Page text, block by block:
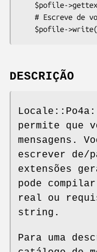
DESCRIÇÃO
permite que
mensagens.
escrever de/
extensões
pode
real ou
string.
Para uma